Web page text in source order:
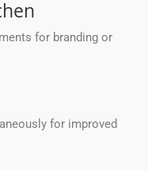
for branding or
for improved